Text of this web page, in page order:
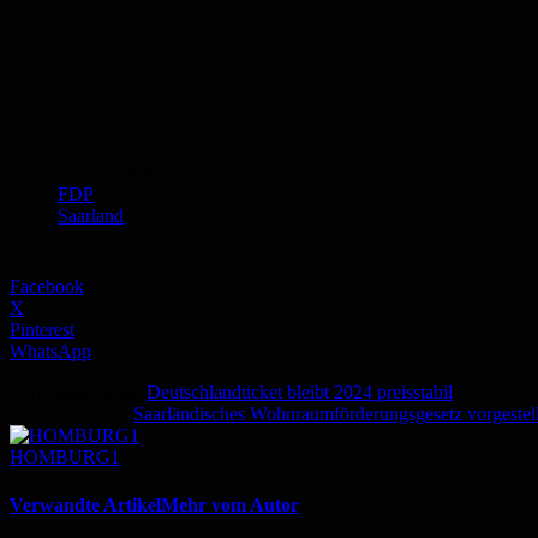
FDP
Saarland
Facebook
X
Pinterest
WhatsApp
Deutschlandticket bleibt 2024 preisstabil
Saarländisches Wohnraumförderungsgesetz
HOMBURG1
Verwandte ArtikelMehr vom Autor